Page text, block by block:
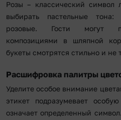
Розы – классический символ
выбирать пастельные
розовые. Гости могут
композициями в шляпной
букеты смотрятся стильно и не
Расшифровка палитры
Уделите особое внимание
этикет подразумевает
означает определенный